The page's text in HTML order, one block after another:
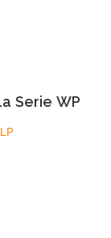
Serie WP